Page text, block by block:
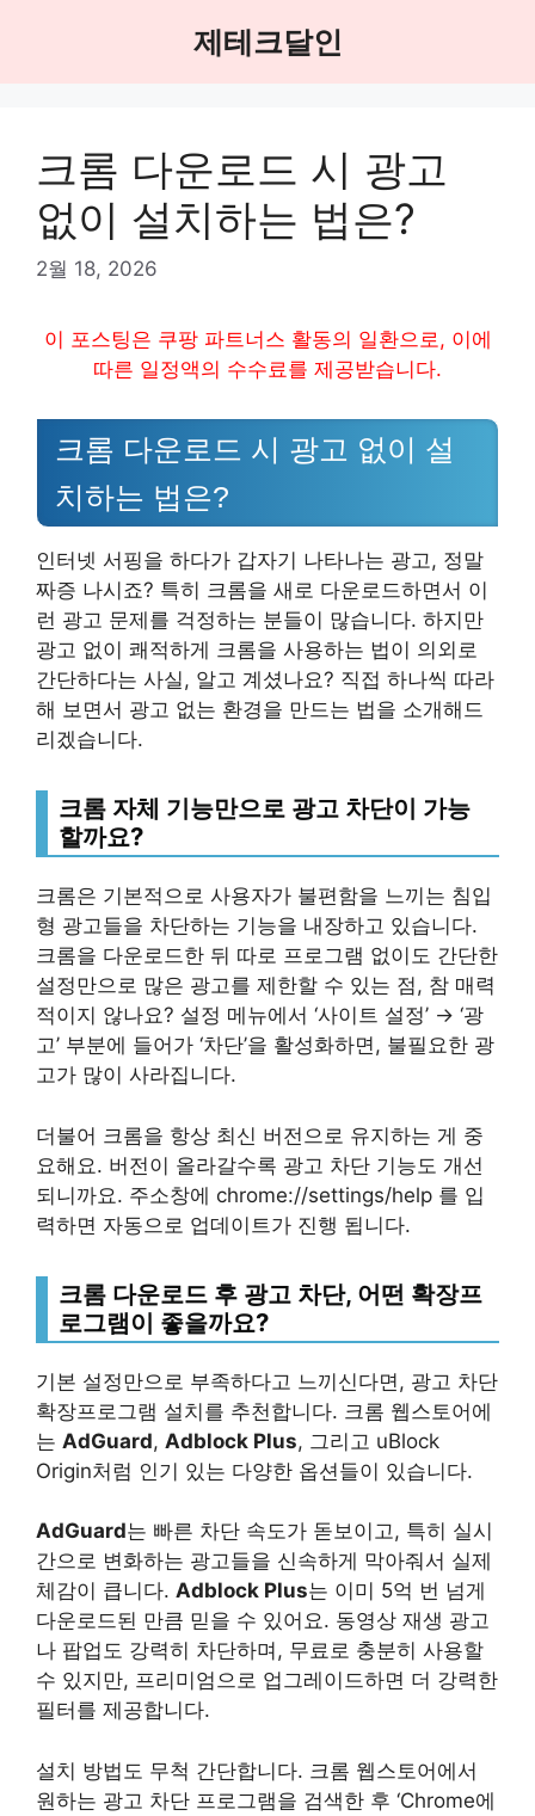
제테크달인
크롬 다운로드 시 광고
없이 설치하는 법은?
2월 18, 2026
이 포스팅은 쿠팡 파트너스 활동의 일환으로, 이에
따른 일정액의 수수료를 제공받습니다.
크롬 다운로드 시 광고 없이 설
치하는 법은?
인터넷 서핑을 하다가 갑자기 나타나는 광고, 정말
짜증 나시죠? 특히 크롬을 새로 다운로드하면서 이
런 광고 문제를 걱정하는 분들이 많습니다. 하지만
광고 없이 쾌적하게 크롬을 사용하는 법이 의외로
간단하다는 사실, 알고 계셨나요? 직접 하나씩 따라
해 보면서 광고 없는 환경을 만드는 법을 소개해드
리겠습니다.
크롬 자체 기능만으로 광고 차단이 가능
할까요?
크롬은 기본적으로 사용자가 불편함을 느끼는 침입
형 광고들을 차단하는 기능을 내장하고 있습니다.
크롬을 다운로드한 뒤 따로 프로그램 없이도 간단한
설정만으로 많은 광고를 제한할 수 있는 점, 참 매력
적이지 않나요? 설정 메뉴에서 ‘사이트 설정’ → ‘광
고’ 부분에 들어가 ‘차단’을 활성화하면, 불필요한 광
고가 많이 사라집니다.
더불어 크롬을 항상 최신 버전으로 유지하는 게 중
요해요. 버전이 올라갈수록 광고 차단 기능도 개선
되니까요. 주소창에 chrome://settings/help 를 입
력하면 자동으로 업데이트가 진행 됩니다.
크롬 다운로드 후 광고 차단, 어떤 확장프
로그램이 좋을까요?
기본 설정만으로 부족하다고 느끼신다면, 광고 차단
확장프로그램 설치를 추천합니다. 크롬 웹스토어에
는 AdGuard, Adblock Plus, 그리고 uBlock
Origin처럼 인기 있는 다양한 옵션들이 있습니다.
AdGuard는 빠른 차단 속도가 돋보이고, 특히 실시
간으로 변화하는 광고들을 신속하게 막아줘서 실제
체감이 큽니다. Adblock Plus는 이미 5억 번 넘게
다운로드된 만큼 믿을 수 있어요. 동영상 재생 광고
나 팝업도 강력히 차단하며, 무료로 충분히 사용할
수 있지만, 프리미엄으로 업그레이드하면 더 강력한
필터를 제공합니다.
설치 방법도 무척 간단합니다. 크롬 웹스토어에서
원하는 광고 차단 프로그램을 검색한 후 ‘Chrome에